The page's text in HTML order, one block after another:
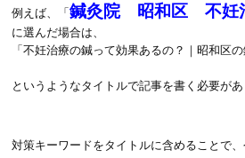
例えば、「鍼灸院 昭和区 不妊
に選んだ場合は、
「不妊治療の鍼って効果あるの？｜昭和区
というようなタイトルで記事を書く必要があ
対策キーワードをタイトルに含めることで